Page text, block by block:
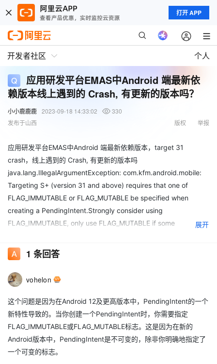
打开 APP
开发者社区 个人
应用研发平台EMAS中Android 端最新依
赖版本线上遇到的 Crash, 有更新的版本吗？
小小鹿鹿鹿 2023-09-18 14:33:02
330
发布于山西
举报
版权
应用研发平台EMAS中Android 端最新依赖版本，target 31
crash，线上遇到的 Crash, 有更新的版本吗
java.lang.IllegalArgumentException: com.kfm.android.mobile:
Targeting S+ (version 31 and above) requires that one of
FLAG_IMMUTABLE or FLAG_MUTABLE be specified when
creating a PendingIntent.Strongly consider using
FLAG_IMMUTABLE, only use FLAG_MUTABLE if some
if it needs to be used with inline replies or bubbles.
展开
1 条回答
vohelon
这个问题是因为在Android 12及更高版本中，PendingIntent的一个
新特性导致的。当你创建一个PendingIntent时，你需要指定
FLAG_IMMUTABLE或FLAG_MUTABLE标志。这是因为在新的
Android版本中，PendingIntent是不可变的，除非你明确地指定了
一个可变的标志。